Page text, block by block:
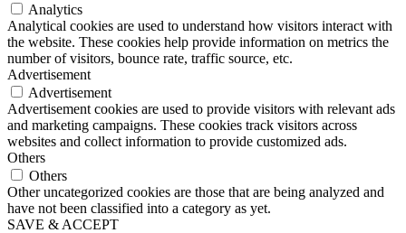
Analytics
Analytical cookies are used to understand how visitors interact with
the website. These cookies help provide information on metrics the
number of visitors, bounce rate, traffic source, etc.
Advertisement
Advertisement
Advertisement cookies are used to provide visitors with relevant ads
and marketing campaigns. These cookies track visitors across
websites and collect information to provide customized ads.
Others
Others
Other uncategorized cookies are those that are being analyzed and
have not been classified into a category as yet.
SAVE & ACCEPT